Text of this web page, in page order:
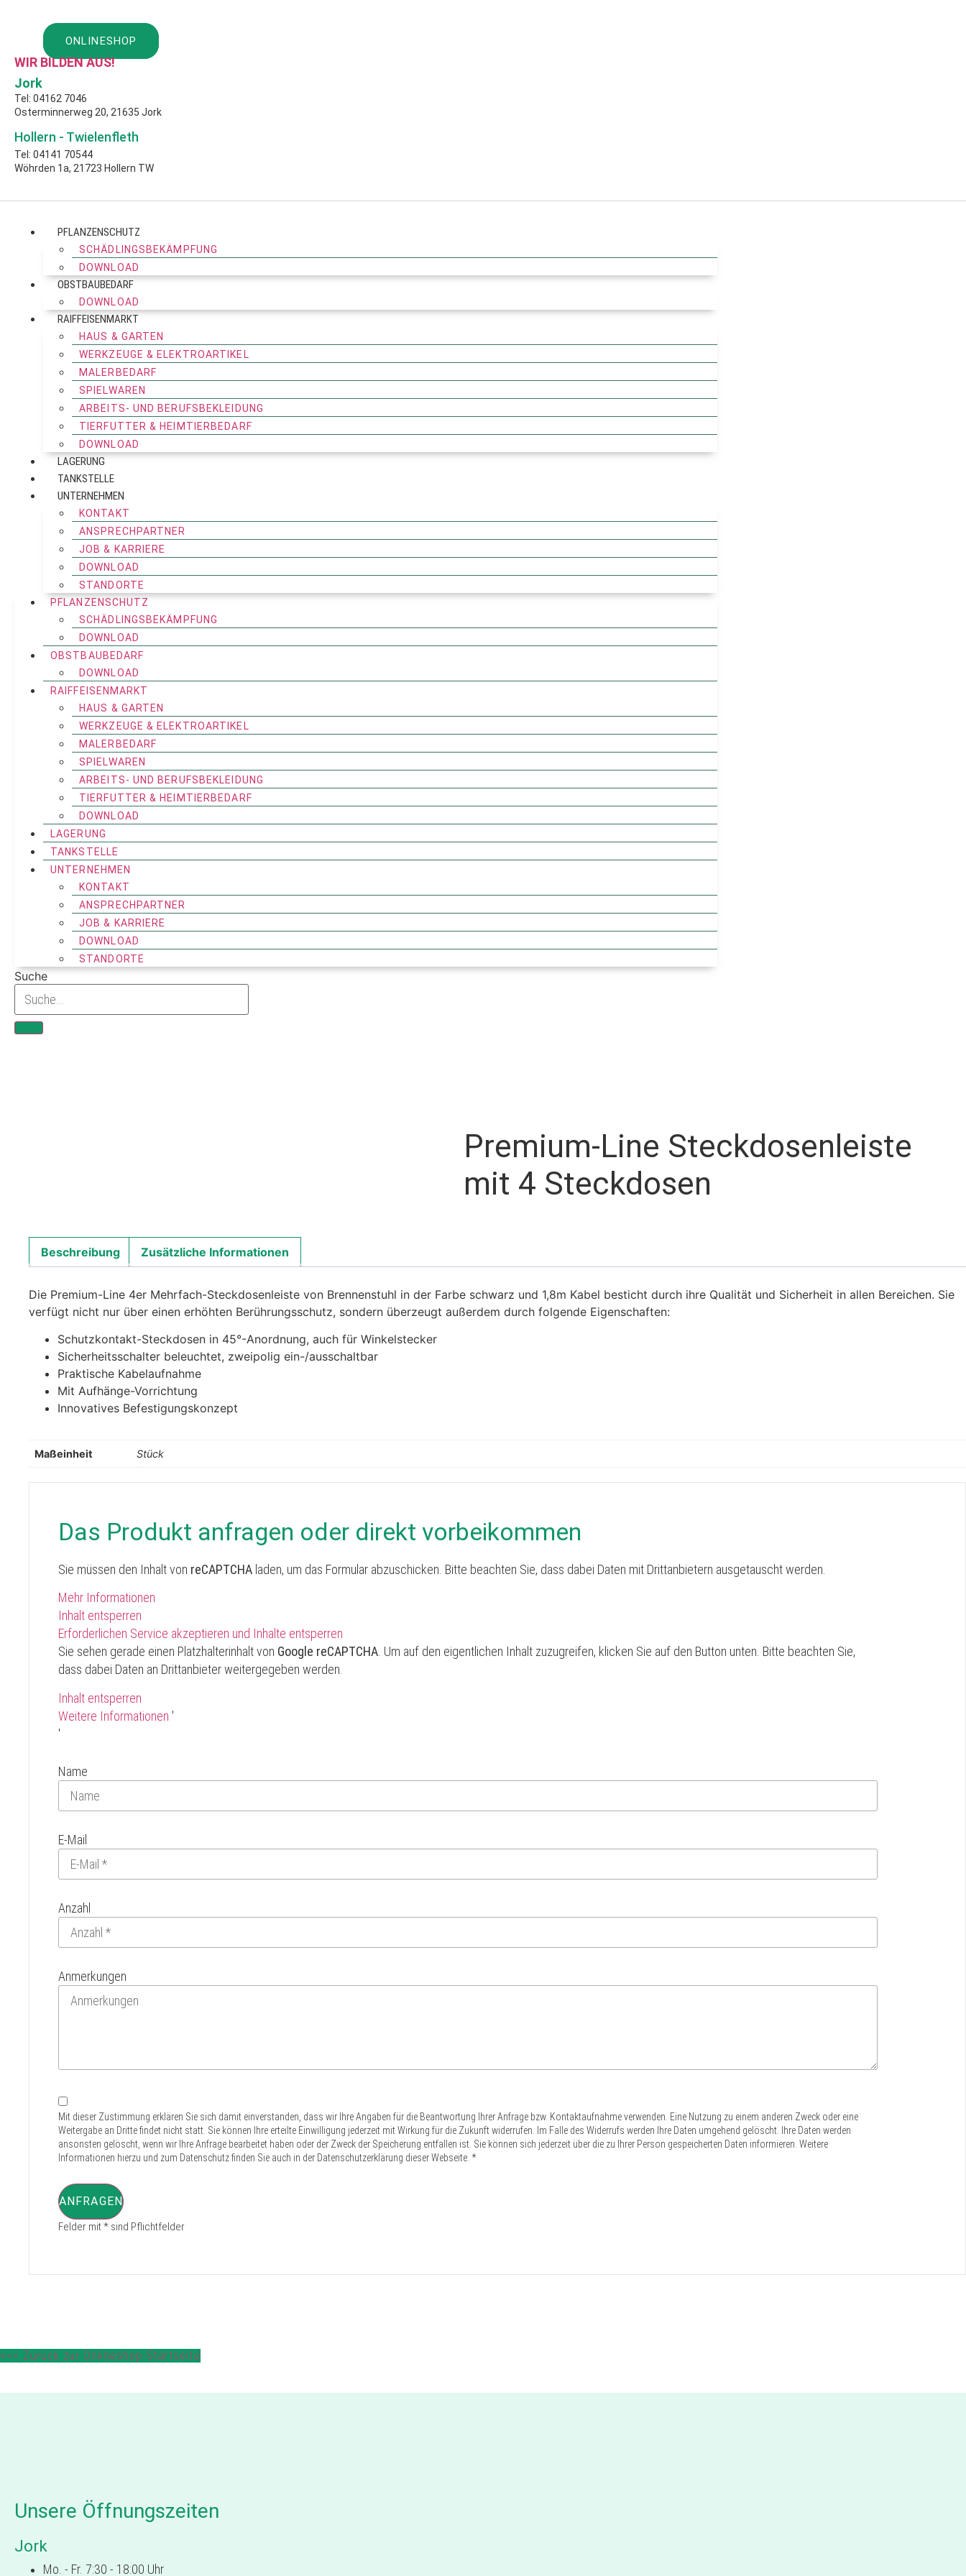
ONLINESHOP
WIR BILDEN AUS!
Jork
Tel: 04162 7046
Osterminnerweg 20, 21635 Jork
Hollern - Twielenfleth
Tel: 04141 70544
Wöhrden 1a, 21723 Hollern TW
PFLANZENSCHUTZ
SCHÄDLINGSBEKÄMPFUNG
DOWNLOAD
OBSTBAUBEDARF
DOWNLOAD
RAIFFEISENMARKT
HAUS & GARTEN
WERKZEUGE & ELEKTROARTIKEL
MALERBEDARF
SPIELWAREN
ARBEITS- UND BERUFSBEKLEIDUNG
TIERFUTTER & HEIMTIERBEDARF
DOWNLOAD
LAGERUNG
TANKSTELLE
UNTERNEHMEN
KONTAKT
ANSPRECHPARTNER
JOB & KARRIERE
DOWNLOAD
STANDORTE
PFLANZENSCHUTZ
SCHÄDLINGSBEKÄMPFUNG
DOWNLOAD
OBSTBAUBEDARF
DOWNLOAD
RAIFFEISENMARKT
HAUS & GARTEN
WERKZEUGE & ELEKTROARTIKEL
MALERBEDARF
SPIELWAREN
ARBEITS- UND BERUFSBEKLEIDUNG
TIERFUTTER & HEIMTIERBEDARF
DOWNLOAD
LAGERUNG
TANKSTELLE
UNTERNEHMEN
KONTAKT
ANSPRECHPARTNER
JOB & KARRIERE
DOWNLOAD
STANDORTE
Suche
Premium-Line Steckdosenleiste
mit 4 Steckdosen
Beschreibung Zusätzliche Informationen
Die Premium-Line 4er Mehrfach-Steckdosenleiste von Brennenstuhl in der Farbe schwarz und 1,8m Kabel besticht durch ihre Qualität und Sicherheit in allen Bereichen. Sie
verfügt nicht nur über einen erhöhten Berührungsschutz, sondern überzeugt außerdem durch folgende Eigenschaften:
Schutzkontakt-Steckdosen in 45°-Anordnung, auch für Winkelstecker
Sicherheitsschalter beleuchtet, zweipolig ein-/ausschaltbar
Praktische Kabelaufnahme
Mit Aufhänge-Vorrichtung
Innovatives Befestigungskonzept
Maßeinheit Stück
Das Produkt anfragen oder direkt vorbeikommen
Sie müssen den Inhalt von reCAPTCHA laden, um das Formular abzuschicken. Bitte beachten Sie, dass dabei Daten mit Drittanbietern ausgetauscht werden.
Mehr Informationen
Inhalt entsperren
Erforderlichen Service akzeptieren und Inhalte entsperren
Sie sehen gerade einen Platzhalterinhalt von Google reCAPTCHA. Um auf den eigentlichen Inhalt zuzugreifen, klicken Sie auf den Button unten. Bitte beachten Sie,
dass dabei Daten an Drittanbieter weitergegeben werden.
Inhalt entsperren
Weitere Informationen '
'
Name
E-Mail
Anzahl
Anmerkungen
Mit dieser Zustimmung erklären Sie sich damit einverstanden, dass wir Ihre Angaben für die Beantwortung Ihrer Anfrage bzw. Kontaktaufnahme verwenden. Eine Nutzung zu einem anderen Zweck oder eine
Weitergabe an Dritte findet nicht statt. Sie können Ihre erteilte Einwilligung jederzeit mit Wirkung für die Zukunft widerrufen. Im Falle des Widerrufs werden Ihre Daten umgehend gelöscht. Ihre Daten werden
ansonsten gelöscht, wenn wir Ihre Anfrage bearbeitet haben oder der Zweck der Speicherung entfallen ist. Sie können sich jederzeit über die zu Ihrer Person gespeicherten Daten informieren. Weitere
Informationen hierzu und zum Datenschutz finden Sie auch in der Datenschutzerklärung dieser Webseite. *
ANFRAGEN
Felder mit * sind Pflichtfelder
<<< Zurück zur Onlineshop-Startseite
Unsere Öffnungszeiten
Jork
Mo. - Fr. 7:30 - 18:00 Uhr